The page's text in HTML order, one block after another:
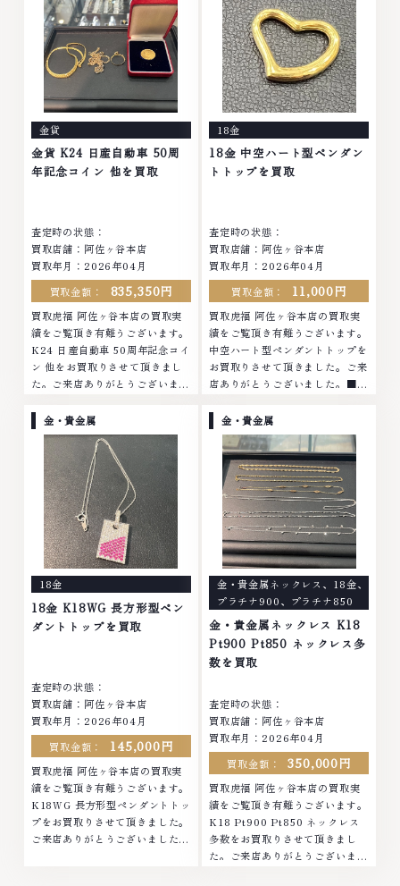
アクセサリー・貴金属・宝石・ダ
イヤモンド・ジュエリーや ブラ
ンド品・時計等は特に自信を持っ
て、高額査定を実現しておりま
す。 古くて使わなくなってしま
ったアクセサリー、動かなくなっ
てしまった腕時計、多くのお品物
の高価買取りを実現しており、他
店ではお値段の付かなかったお品
物でも、一点一点丁寧に無料で査
無休
等のアクセサリー・貴金属・宝
石・ダイヤモンド・ジュエリーや
ブランド品・時計等は特に自信を
持って、高額査定を実現しており
ます。 古くて使わなくなってし
まったアクセサリー、動かなくな
ってしまった腕時計、多くのお品
物の高価買取りを実現しており、
他店ではお値段の付かなかったお
品物でも、一点一点丁寧に無料で
中無休
金貨
金貨 K24 日産自動車 50周
年記念コイン 他を買取
査定時の状態：
買取店舗：阿佐ヶ谷本店
買取年月：2026年04月
買取金額：
835,350円
買取虎福 阿佐ヶ谷本店の買取実
績をご覧頂き有難うございます。
K24 日産自動車 50周年記念コイ
ン 他をお買取りさせて頂きまし
た。ご来店ありがとうございまし
ラチナ ダイヤモンド ブランド品
ブランド衣類 お酒買取りのこと
なら、お任せくださいなかでも
金・プラチナ等のアクセサリー・
貴金属・宝石・ダイヤモンド・ジ
ュエリーや ブランド品・時計等
は特に自信を持って、高額査定を
実現しております。 古くて使わ
なくなってしまったアクセサリ
ー、動かなくなってしまった腕時
計、多くのお品物の高価買取りを
実現しており、他店ではお値段の
付かなかったお品物でも、一点一
～19:00定休日: 年中無休
18金
18金 中空ハート型ペンダン
トトップを買取
査定時の状態：
買取店舗：阿佐ヶ谷本店
買取年月：2026年04月
買取金額：
11,000円
買取虎福 阿佐ヶ谷本店の買取実
績をご覧頂き有難うございます。
中空ハート型ペンダントトップを
お買取りさせて頂きました。ご来
店ありがとうございました。■地
イヤモンド ブランド品 ブランド
衣類 お酒買取りのことなら、お
任せくださいなかでも金・プラチ
ナ等のアクセサリー・貴金属・宝
石・ダイヤモンド・ジュエリーや
ブランド品・時計等は特に自信を
持って、高額査定を実現しており
ます。 古くて使わなくなってし
まったアクセサリー、動かなくな
ってしまった腕時計、多くのお品
物の高価買取りを実現しており、
他店ではお値段の付かなかったお
品物でも、一点一点丁寧に無料で
査定します。お気軽にご連絡くだ
さい。TEL: 0120-959-764営
業時間: 10:00～19:00定休日: 年
金・貴金属
18金
18金 K18WG 長方形型ペン
ダントトップを買取
査定時の状態：
買取店舗：阿佐ヶ谷本店
買取年月：2026年04月
買取金額：
145,000円
買取虎福 阿佐ヶ谷本店の買取実
績をご覧頂き有難うございます。
K18WG 長方形型ペンダントトッ
プをお買取りさせて頂きました。
ご来店ありがとうございました。
金・貴金属
金・貴金属ネックレス 、 18金、
プラチナ900、 プラチナ850
金・貴金属ネックレス K18
Pt900 Pt850 ネックレス多
数を買取
査定時の状態：
買取店舗：阿佐ヶ谷本店
買取年月：2026年04月
買取金額：
350,000円
買取虎福 阿佐ヶ谷本店の買取実
績をご覧頂き有難うございます。
K18 Pt900 Pt850 ネックレス
多数をお買取りさせて頂きまし
た。ご来店ありがとうございまし